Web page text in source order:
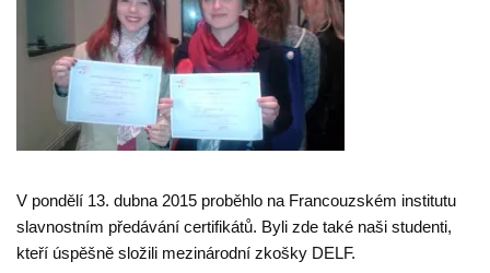
V pondělí 13. dubna 2015 proběhlo na Francouzském institutu
slavnostním předávání certifikátů. Byli zde také naši studenti,
kteří úspěšně složili mezinárodní zkošky DELF.